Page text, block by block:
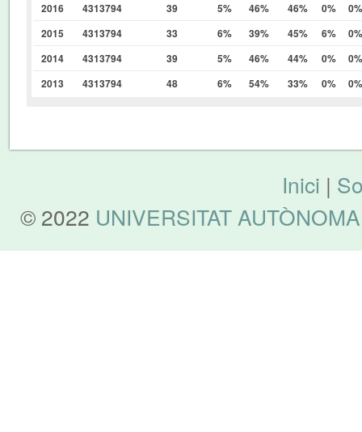
2016
4313794 39 5% 46% 46% 0%
0%
2015
4313794 33 6% 39% 45% 6%
0%
2014
4313794 39 5% 46% 44% 0%
0%
2013
4313794 48 6% 54% 33% 0% 0%
Inici |
© 2022 UNIVERSITAT